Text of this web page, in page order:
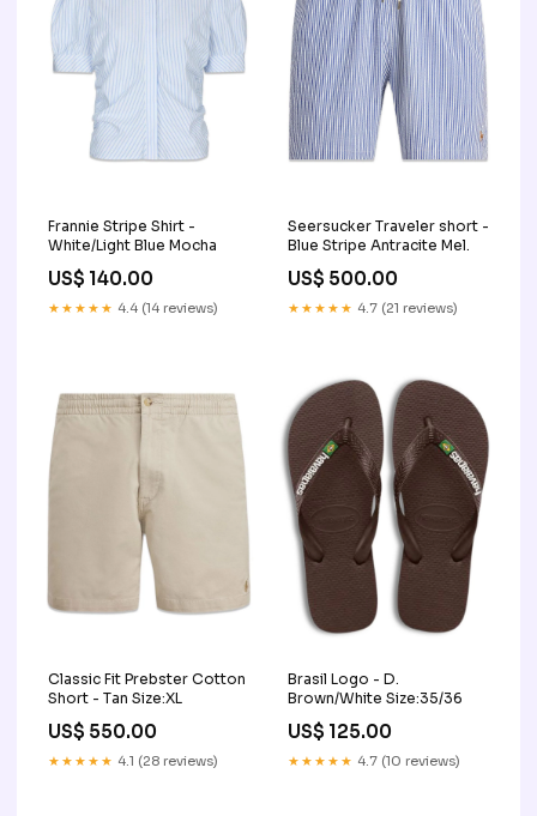
Frannie Stripe Shirt -
White/Light Blue Mocha
US$ 140.00
★★★★★ 4.4 (14 reviews)
Seersucker Traveler short -
Blue Stripe Antracite Mel.
US$ 500.00
★★★★★ 4.7 (21 reviews)
Classic Fit Prebster Cotton
Short - Tan Size:XL
US$ 550.00
★★★★★ 4.1 (28 reviews)
Brasil Logo - D.
Brown/White Size:35/36
US$ 125.00
★★★★★ 4.7 (10 reviews)